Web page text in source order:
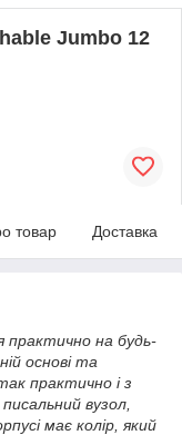
Jumbo 12
товар Доставка
практично на будь-
основі та
практично і з
вузол,
має колір, який